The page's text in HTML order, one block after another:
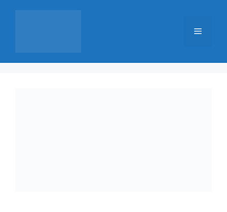
Menu